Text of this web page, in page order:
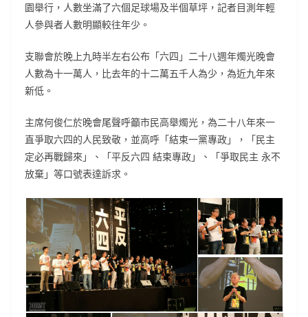
園舉行，人數坐滿了六個足球場及半個草坪，記者目測年輕
人參與者人數明顯較往年少。
支聯會於晚上九時半左右公布「六四」二十八週年燭光晚會
人數為十一萬人，比去年的十二萬五千人為少，為近九年來
新低。
主席何俊仁於晚會尾聲呼籲市民高舉燭光，為二十八年來一
直爭取六四的人民致敬，並高呼「結束一黨專政」，「民主
定必再戰歸來」、「平反六四 結束專政」、「爭取民主 永不
放棄」等口號表達訴求。